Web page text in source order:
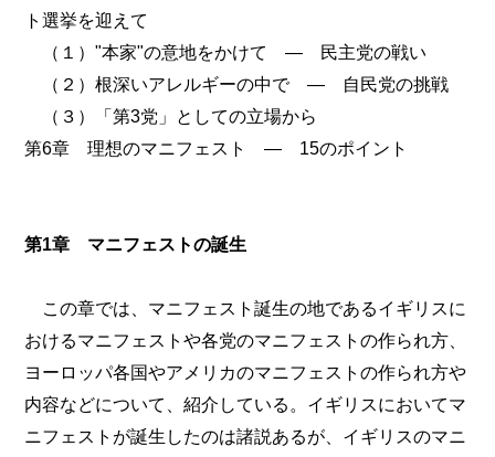
ト選挙を迎えて
（１）"本家"の意地をかけて ― 民主党の戦い
（２）根深いアレルギーの中で ― 自民党の挑戦
（３）「第3党」としての立場から
第6章 理想のマニフェスト ― 15のポイント
第1章 マニフェストの誕生
この章では、マニフェスト誕生の地であるイギリスに
おけるマニフェストや各党のマニフェストの作られ方、
ヨーロッパ各国やアメリカのマニフェストの作られ方や
内容などについて、紹介している。イギリスにおいてマ
ニフェストが誕生したのは諸説あるが、イギリスのマニ